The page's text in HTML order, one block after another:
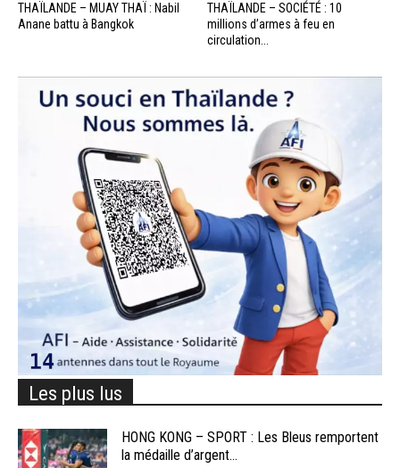
THAÏLANDE – MUAY THAÏ : Nabil
Anane battu à Bangkok
THAÏLANDE – SOCIÉTÉ : 10
millions d’armes à feu en
circulation...
Les plus lus
HONG KONG – SPORT : Les Bleus remportent
la médaille d’argent...